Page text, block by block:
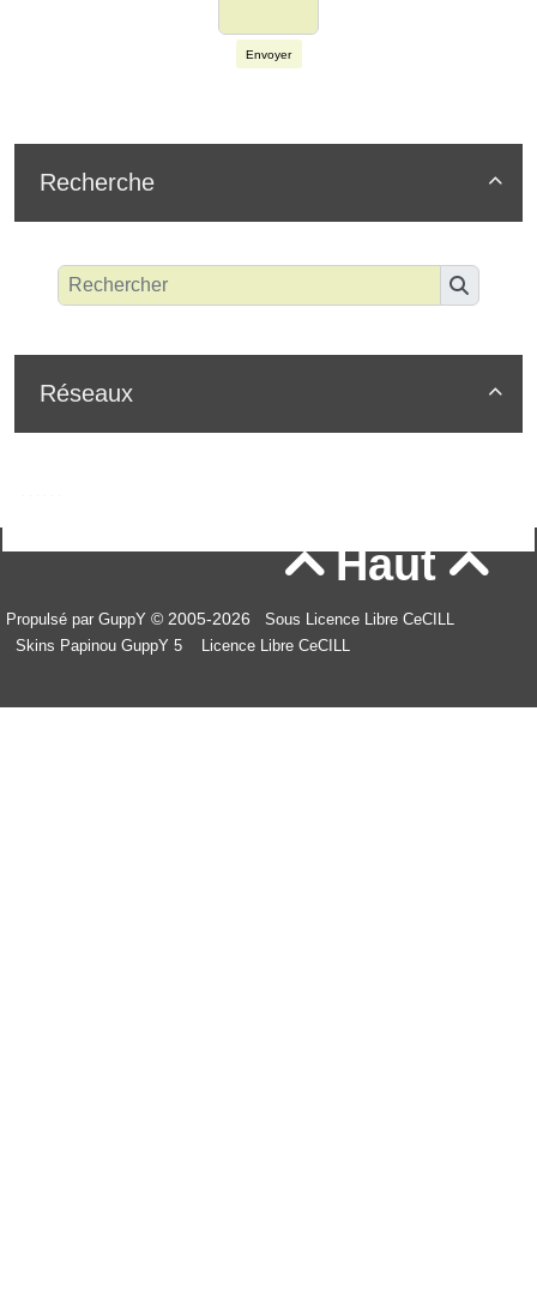
Envoyer

Recherche

Réseaux
Haut
Propulsé par GuppY © 2005-2026
Sous Licence Libre CeCILL
Skins Papinou GuppY 5
Licence Libre CeCILL